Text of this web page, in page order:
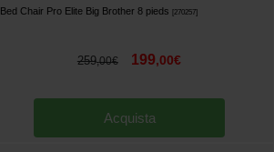
Bed Chair Pro Elite Big Brother 8 pieds 270257]
259,00€ 199,00€
Acquista